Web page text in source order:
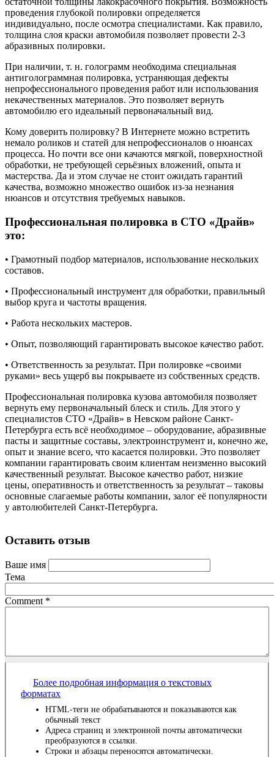
проведения глубокой полировки определяется
индивидуально, после осмотра специалистами. Как правило,
толщина слоя краски автомобиля позволяет провести 2-3
абразивных полировки.
При наличии, т. н. голограмм необходима специальная
антиголограммная полировка, устраняющая дефекты
непрофессионального проведения работ или использования
некачественных материалов. Это позволяет вернуть
автомобилю его идеальный первоначальный вид.
Кому доверить полировку? В Интернете можно встретить
немало роликов и статей для непрофессионалов о нюансах
процесса. Но почти все они качаются мягкой, поверхностной
обработки, не требующей серьёзных вложений, опыта и
мастерства. Да и этом случае не стоит ожидать гарантий
качества, возможно множество ошибок из-за незнания
нюансов и отсутствия требуемых навыков.
Профессиональная полировка в СТО «Драйв»
это:
• Грамотный подбор материалов, использование нескольких
составов.
• Профессиональный инструмент для обработки, правильный
выбор круга и частоты вращения.
• Работа нескольких мастеров.
• Опыт, позволяющий гарантировать высокое качество работ.
• Ответственность за результат. При полировке «своими
руками» весь ущерб вы покрываете из собственных средств.
Профессиональная полировка кузова автомобиля позволяет
вернуть ему первоначальный блеск и стиль. Для этого у
специалистов СТО «Драйв» в Невском районе Санкт-
Петербурга есть всё необходимое – оборудование, абразивные
пасты и защитные составы, электроинструмент и, конечно же,
опыт и знание всего, что касается полировки. Это позволяет
компании гарантировать своим клиентам неизменно высокий
качественный результат. Высокое качество работ, низкие
цены, оперативность и ответственность за результат – таковы
основные слагаемые работы компании, залог её популярности
у автолюбителей Санкт-Петербурга.
Оставить отзыв
Ваше имя
Тема
Comment *
Более подробная информация о текстовых
форматах
HTML-теги не обрабатываются и показываются как
обычный текст
Адреса страниц и электронной почты автоматически
преобразуются в ссылки.
Строки и абзацы переносятся автоматически.